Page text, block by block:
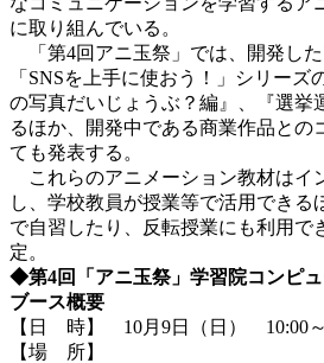
に取り組んでいる。
「第4回アニ玉祭」では、開発し
「SNSを上手に使おう！」シリーズ
の写真だいじょうぶ？編』、『選挙
るほか、開発中である商業作品との
ても発表する。
これらのアニメーション教材はイ
し、学校教員が授業等で活用できる
で自習したり、反転授業にも利用で
定。
◆第4回「アニ玉祭」学習院コンピ
ブース概要
【日 時】 10月9日（日） 10:00
【場 所】